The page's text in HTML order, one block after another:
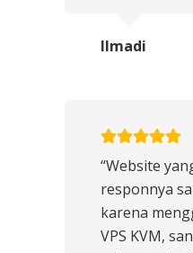
Ilmadi
“Website
responnya
karena
VPS KVM,